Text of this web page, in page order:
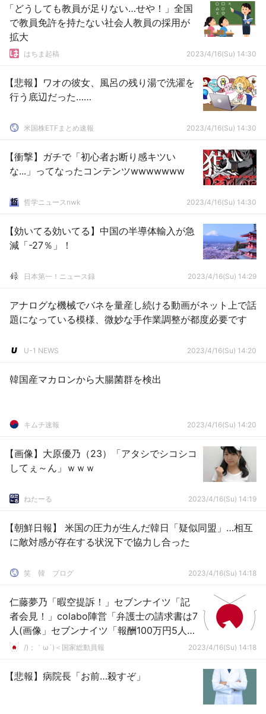
「どうしても教員が足りない…せや！」全国
で教員免許を持たない社会人教員の採用が
拡大
はちま起稿 2023/4/16(Su) 14:30
【悲報】ワオの彼女、風呂の残り湯で洗濯を
行う底辺だった……
米国株ETFまとめ速報 2023/4/16(Su) 14:30
【衝撃】ガチで「初心者お断り感キツい
な...」ってなったコンテンツwwwwwww
哲学ニュースnwk 2023/4/16(Su) 14:30
【効いてる効いてる】中国の半導体輸入が急
減「-27％」！
日本第一！ニュース録 2023/4/16(Su) 14:29
アナログな機械でバネを量産し続ける動画がネット上で話
題になっている模様、微妙な手作業調整が都度必要です
U-1 NEWS 2023/4/16(Su) 14:20
韓国産マカロンから大腸菌群を検出
キムチ速報 2023/4/16(Su) 14:20
【画像】大原優乃（23）「アタシでシコシコ
してぇ～ん」ｗｗｗ
ねたーる 2023/4/16(Su) 14:19
【朝鮮日報】 米国の圧力が生んだ韓日「疑似同盟」…相互
に敵対感が存在する状況下で協力し合った
笑 韓 ブログ 2023/4/16(Su) 14:18
仁藤夢乃「暇空提訴！」セブンナイツ「記
者会見！」colabo陣営「弁護士の請求書は7
人(画像」セブンナイツ「報酬100万円5人受
け取る」謎の弁護士「報酬15600円(税込」
/)；｀ω´)＜国家総動員報 2023/4/16(Su) 14:18
【悲報】病院長「お前…殺すぞ」